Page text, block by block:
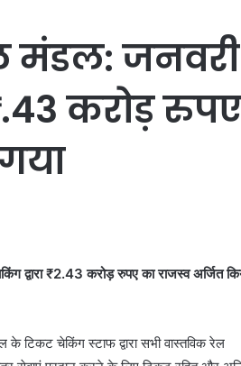
मंडल:
करोड़
द्वारा ₹2.43 करोड़ रुपए का राजस्व अर्जित
टिकट चेकिंग स्टाफ द्वारा सभी वास्तविक रेल